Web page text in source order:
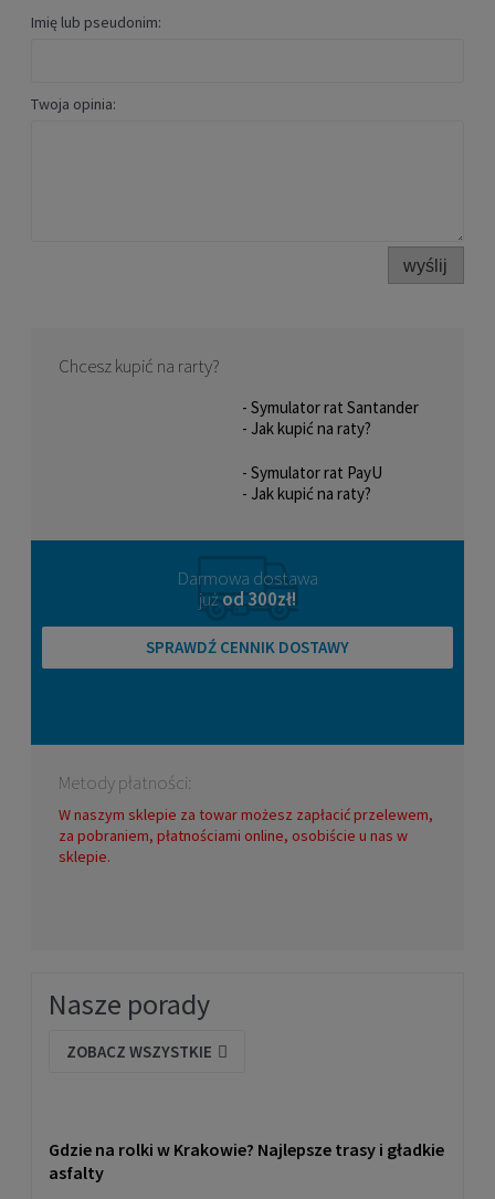
Imię lub pseudonim:
Twoja opinia:
wyślij
Chcesz kupić na rarty?
- Symulator rat Santander
- Jak kupić na raty?
- Symulator rat PayU
- Jak kupić na raty?
Darmowa dostawa
już od 300zł!
SPRAWDŹ CENNIK DOSTAWY
Metody płatności:
W naszym sklepie za towar możesz zapłacić przelewem,
za pobraniem, płatnościami online, osobiście u nas w
sklepie.
Nasze porady
ZOBACZ WSZYSTKIE
Gdzie na rolki w Krakowie? Najlepsze trasy i gładkie
asfalty